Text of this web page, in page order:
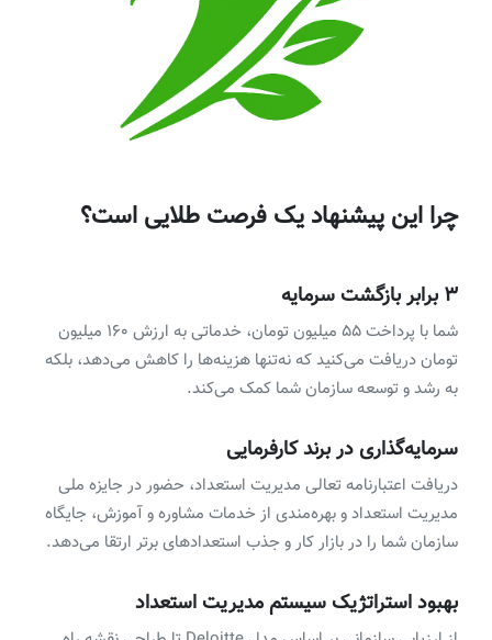
چرا این پیشنهاد یک فرصت طلایی است؟
۳ برابر بازگشت سرمایه
شما با پرداخت ۵۵ میلیون تومان، خدماتی به ارزش ۱۶۰ میلیون
تومان دریافت می‌کنید که نه‌تنها هزینه‌ها را کاهش می‌دهد، بلکه
به رشد و توسعه سازمان شما کمک می‌کند.
سرمایه‌گذاری در برند کارفرمایی
دریافت اعتبارنامه تعالی مدیریت استعداد، حضور در جایزه ملی
مدیریت استعداد و بهره‌مندی از خدمات مشاوره و آموزش، جایگاه
سازمان شما را در بازار کار و جذب استعدادهای برتر ارتقا می‌دهد.
بهبود استراتژیک سیستم مدیریت استعداد